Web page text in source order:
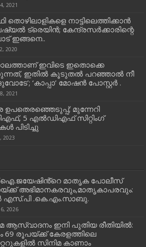
2021
തൊഴിലാളികളെ നാട്ടിലെത്തിക്കാന്‍
ട്രെയിന്‍; കേന്ദ്രസര്‍ക്കാരിന്റെ
ഇങ്ങനെ..
2020
ഇവിടെ ഇതൊക്കെ
ഇതില്‍ കൂടുതല്‍ പറഞ്ഞാല്‍ നീ
‘കാപ്പാ’ മോഷന്‍ പോസ്റ്റര്‍ .
2021
ഉപതെരഞ്ഞെടുപ്പ്; മുന്നേറി
5 എൽഡിഎഫ് സിറ്റിംഗ്
പിടിച്ചു
2023
മാതൃക പോലീസ്
അഭിമാനകരവും,മാതൃകാപരവും:
എസ്.പി .കെ.എം.സാബു.
2026
ആസ്വാദനം ഇനി പുതിയ രീതിയിൽ:
69 രൂപയ്ക്ക് കേരളത്തിലെ
സിനിമ കാണാം